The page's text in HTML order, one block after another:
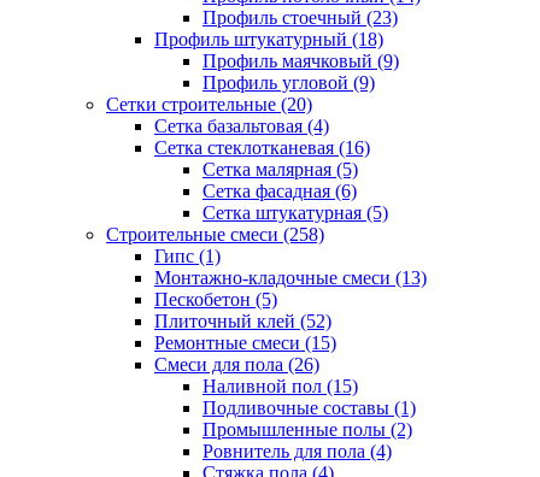
Профиль стоечный (23)
Профиль штукатурный (18)
Профиль маячковый (9)
Профиль угловой (9)
Сетки строительные (20)
Сетка базальтовая (4)
Сетка стеклотканевая (16)
Сетка малярная (5)
Сетка фасадная (6)
Сетка штукатурная (5)
Строительные смеси (258)
Гипс (1)
Монтажно-кладочные смеси (13)
Пескобетон (5)
Плиточный клей (52)
Ремонтные смеси (15)
Смеси для пола (26)
Наливной пол (15)
Подливочные составы (1)
Промышленные полы (2)
Ровнитель для пола (4)
Стяжка пола (4)